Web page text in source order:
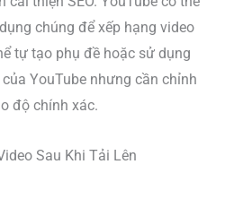
chúng để xếp hạng video
tự tạo phụ đề hoặc sử dụng
YouTube nhưng cần chỉnh
độ chính xác.
Sau Khi Tải Lên